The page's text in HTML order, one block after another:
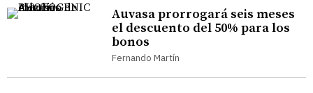
Auvasa prorrogará seis meses
el descuento del 50% para los
bonos
Fernando Martín